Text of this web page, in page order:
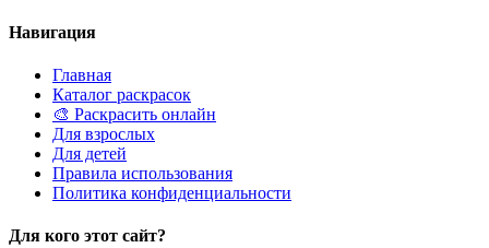
Навигация
Главная
Каталог раскрасок
🎨 Раскрасить онлайн
Для взрослых
Для детей
Правила использования
Политика конфиденциальности
Для кого этот сайт?